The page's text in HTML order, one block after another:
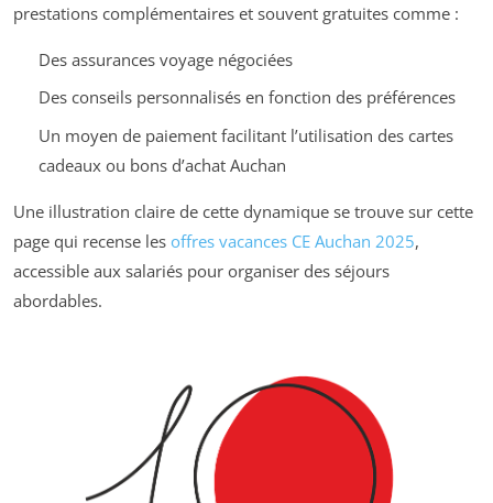
prestations complémentaires et souvent gratuites comme :
Des assurances voyage négociées
Des conseils personnalisés en fonction des préférences
Un moyen de paiement facilitant l’utilisation des cartes
cadeaux ou bons d’achat Auchan
Une illustration claire de cette dynamique se trouve sur cette
page qui recense les offres vacances CE Auchan 2025,
accessible aux salariés pour organiser des séjours
abordables.